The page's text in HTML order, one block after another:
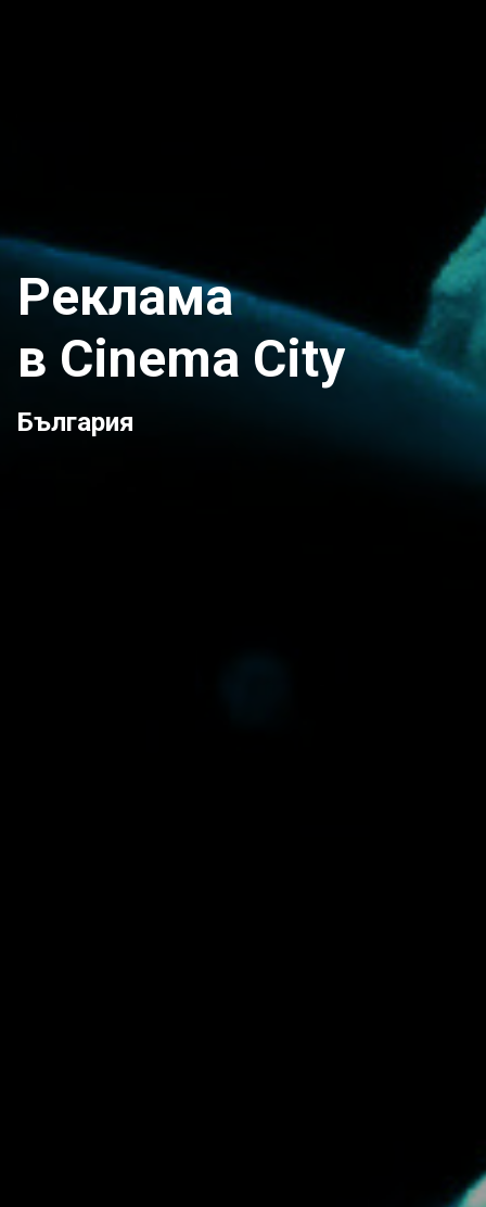
Реклама
в Cinema City
България